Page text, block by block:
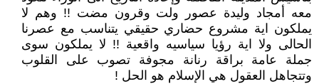
معه أمجاد وليدة عصور ولت وقرون مضت !! وهم لا
يملكون اية مشروع حضاري حقيقي يتناسب مع عصرنا
الحالى ولا اية رؤيا سياسيه واقعية !! لا يملكون سوى
جملة عامة براقة رنانة مجوفة تصوب على القلوب
وتتجاهل العقول هي الإسلام هو الحل !